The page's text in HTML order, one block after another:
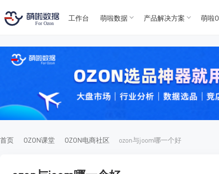
For
For
工作台 萌啦数据 产品解决方案 萌啦
首页 OZON课堂 OZON电商社区 ozon与joom哪一个好